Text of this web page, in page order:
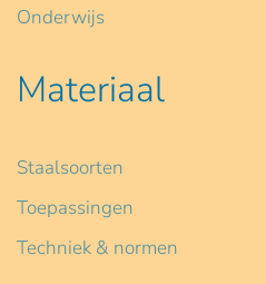
Onderwijs
Materiaal
Staalsoorten
Toepassingen
Techniek & normen